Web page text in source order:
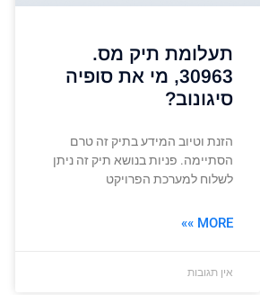
תעלומת תיק מס.
30963, מי את סופיה
סיגונוב?
הזנת וטיוב המידע בתיק זה טרם
הסתיימה. פניות בנושא תיק זה ניתן
לשלוח למערכת הפרויקט
MORE »»
אין תגובות